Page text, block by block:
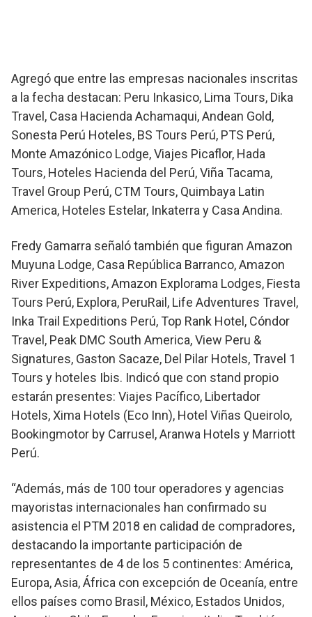
Agregó que entre las empresas nacionales inscritas
a la fecha destacan: Peru Inkasico, Lima Tours, Dika
Travel, Casa Hacienda Achamaqui, Andean Gold,
Sonesta Perú Hoteles, BS Tours Perú, PTS Perú,
Monte Amazónico Lodge, Viajes Picaflor, Hada
Tours, Hoteles Hacienda del Perú, Viña Tacama,
Travel Group Perú, CTM Tours, Quimbaya Latin
America, Hoteles Estelar, Inkaterra y Casa Andina.
Fredy Gamarra señaló también que figuran Amazon
Muyuna Lodge, Casa República Barranco, Amazon
River Expeditions, Amazon Explorama Lodges, Fiesta
Tours Perú, Explora, PeruRail, Life Adventures Travel,
Inka Trail Expeditions Perú, Top Rank Hotel, Cóndor
Travel, Peak DMC South America, View Peru &
Signatures, Gaston Sacaze, Del Pilar Hotels, Travel 1
Tours y hoteles Ibis. Indicó que con stand propio
estarán presentes: Viajes Pacífico, Libertador
Hotels, Xima Hotels (Eco Inn), Hotel Viñas Queirolo,
Bookingmotor by Carrusel, Aranwa Hotels y Marriott
Perú.
“Además, más de 100 tour operadores y agencias
mayoristas internacionales han confirmado su
asistencia el PTM 2018 en calidad de compradores,
destacando la importante participación de
representantes de 4 de los 5 continentes: América,
Europa, Asia, África con excepción de Oceanía, entre
ellos países como Brasil, México, Estados Unidos,